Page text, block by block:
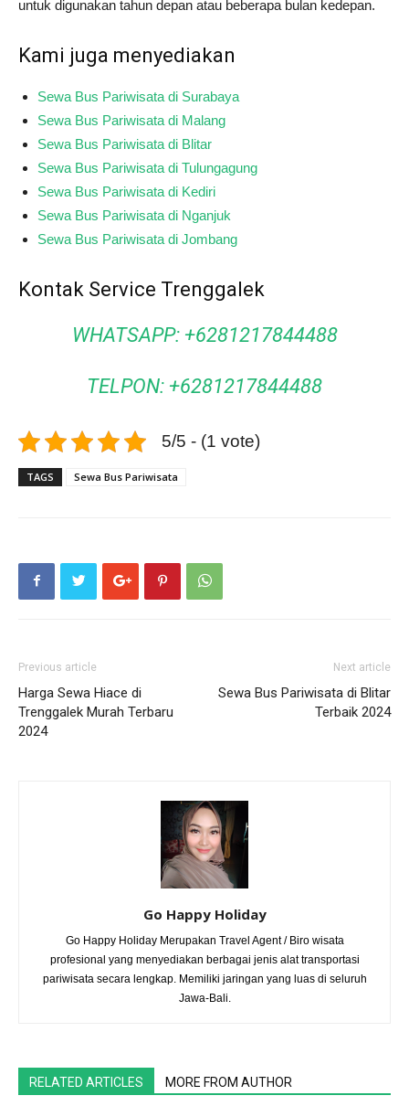
untuk digunakan tahun depan atau beberapa bulan kedepan.
Kami juga menyediakan
Sewa Bus Pariwisata di Surabaya
Sewa Bus Pariwisata di Malang
Sewa Bus Pariwisata di Blitar
Sewa Bus Pariwisata di Tulungagung
Sewa Bus Pariwisata di Kediri
Sewa Bus Pariwisata di Nganjuk
Sewa Bus Pariwisata di Jombang
Kontak Service Trenggalek
WHATSAPP: +6281217844488
TELPON: +6281217844488
5/5 - (1 vote)
TAGS Sewa Bus Pariwisata
Previous article
Harga Sewa Hiace di
Trenggalek Murah Terbaru
2024
Next article
Sewa Bus Pariwisata di Blitar
Terbaik 2024
Go Happy Holiday
Go Happy Holiday Merupakan Travel Agent / Biro wisata
profesional yang menyediakan berbagai jenis alat transportasi
pariwisata secara lengkap. Memiliki jaringan yang luas di seluruh
Jawa-Bali.
RELATED ARTICLES MORE FROM AUTHOR